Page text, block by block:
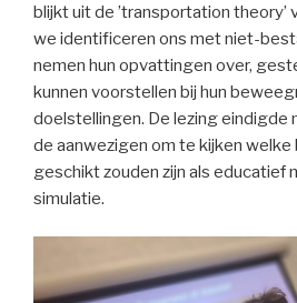
blijkt uit de ’transportation theory’
we identificeren ons met niet-
nemen hun opvattingen over,
kunnen voorstellen bij hun
doelstellingen. De lezing eindigde
de aanwezigen om te kijken
geschikt zouden zijn als educatief
simulatie.